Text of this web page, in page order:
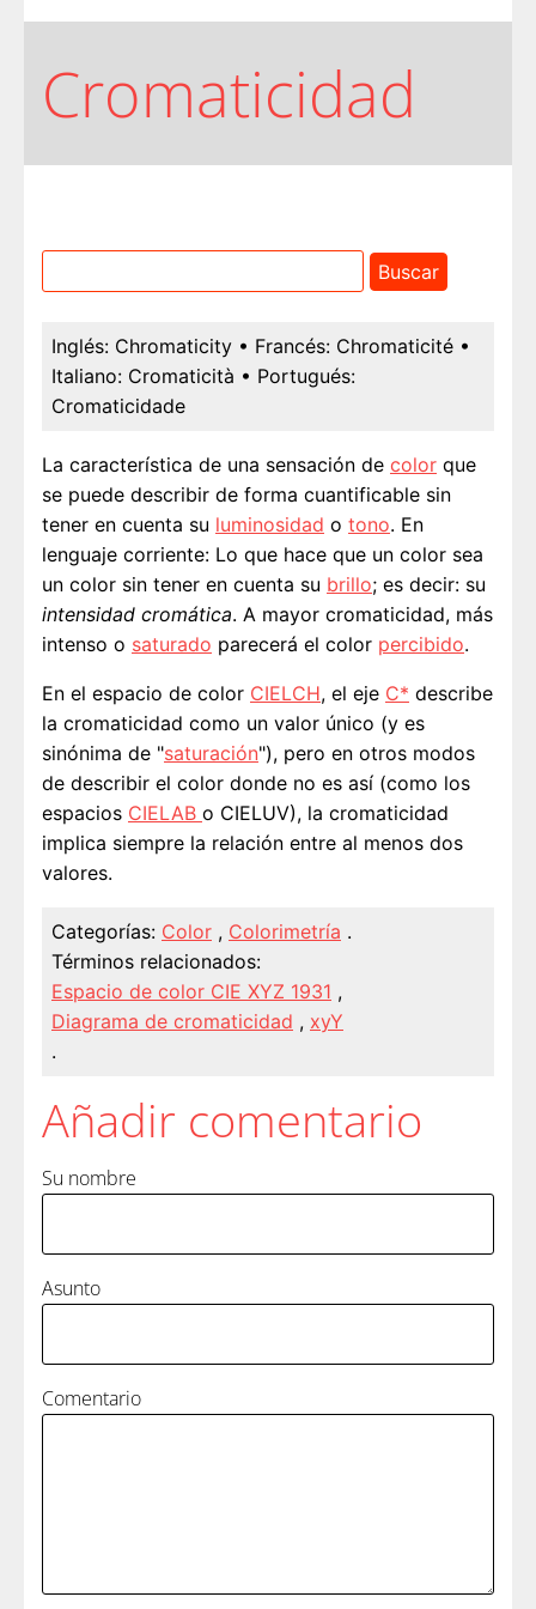
Cromaticidad
Inglés: Chromaticity • Francés: Chromaticité •
Italiano: Cromaticità • Portugués:
Cromaticidade
La característica de una sensación de color que
se puede describir de forma cuantificable sin
tener en cuenta su luminosidad o tono. En
lenguaje corriente: Lo que hace que un color sea
un color sin tener en cuenta su brillo; es decir: su
intensidad cromática. A mayor cromaticidad, más
intenso o saturado parecerá el color percibido.
En el espacio de color CIELCH, el eje C* describe
la cromaticidad como un valor único (y es
sinónima de "saturación"), pero en otros modos
de describir el color donde no es así (como los
espacios CIELAB o CIELUV), la cromaticidad
implica siempre la relación entre al menos dos
valores.
Categorías: Color , Colorimetría .
Términos relacionados:
Espacio de color CIE XYZ 1931 ,
Diagrama de cromaticidad , xyY
.
Añadir comentario
Su nombre
Asunto
Comentario